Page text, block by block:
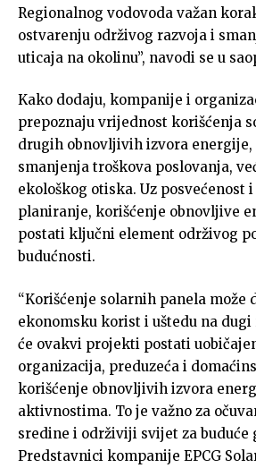
Regionalnog vodovoda važan
ostvarenju održivog razvoja i
uticaja na okolinu”, navodi se u
Kako dodaju, kompanije i
prepoznaju vrijednost korišćenja
drugih obnovljivih izvora energije,
smanjenja troškova poslovanja,
ekološkog otiska. Uz posvećenost
planiranje, korišćenje obnovljive
postati ključni element održivog
budućnosti.
“Korišćenje solarnih panela može
ekonomsku korist i uštedu na dugi
će ovakvi projekti postati
organizacija, preduzeća i
korišćenje obnovljivih izvora
aktivnostima. To je važno za
sredine i održiviji svijet za buduće
Predstavnici kompanije EPCG